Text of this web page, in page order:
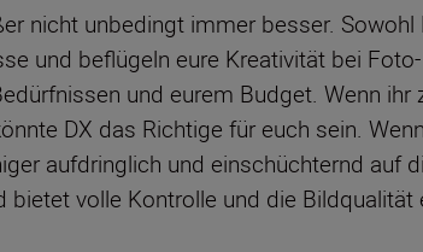
nicht unbedingt immer besser.
und beflügeln eure Kreativität bei
und eurem Budget. Wenn
DX das Richtige für euch sein.
aufdringlich und einschüchternd auf
volle Kontrolle und die